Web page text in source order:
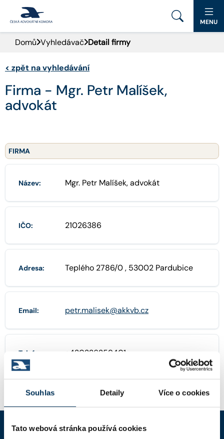
Souhlas Detaily Více o cookies
Tato webová stránka používá cookies
PORTÁL ČAK
DOMŮ
AKTUALITY
PRO VEŘEJNOST
MENU
Domů Vyhledávač Detail firmy
< zpět na vyhledávání
Firma - Mgr. Petr Malíšek,
advokát
FIRMA
Název: Mgr. Petr Malíšek, advokát
IČO: 21026386
Adresa: Teplého 2786/0 , 53002 Pardubice
Email: petr.malisek@akkvb.cz
Telefon: +420226259401